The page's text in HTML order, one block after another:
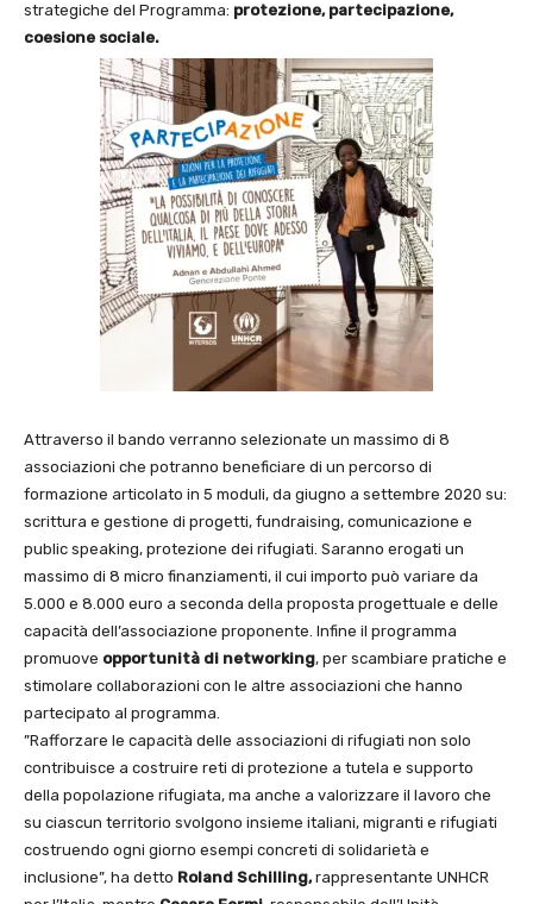
strategiche del Programma: protezione, partecipazione,
coesione sociale.
Attraverso il bando verranno selezionate un massimo di 8
associazioni che potranno beneficiare di un percorso di
formazione articolato in 5 moduli, da giugno a settembre 2020 su:
scrittura e gestione di progetti, fundraising, comunicazione e
public speaking, protezione dei rifugiati. Saranno erogati un
massimo di 8 micro finanziamenti, il cui importo può variare da
5.000 e 8.000 euro a seconda della proposta progettuale e delle
capacità dell’associazione proponente. Infine il programma
promuove opportunità di networking, per scambiare pratiche e
stimolare collaborazioni con le altre associazioni che hanno
partecipato al programma.
”Rafforzare le capacità delle associazioni di rifugiati non solo
contribuisce a costruire reti di protezione a tutela e supporto
della popolazione rifugiata, ma anche a valorizzare il lavoro che
su ciascun territorio svolgono insieme italiani, migranti e rifugiati
costruendo ogni giorno esempi concreti di solidarietà e
inclusione”, ha detto Roland Schilling,rappresentante UNHCR